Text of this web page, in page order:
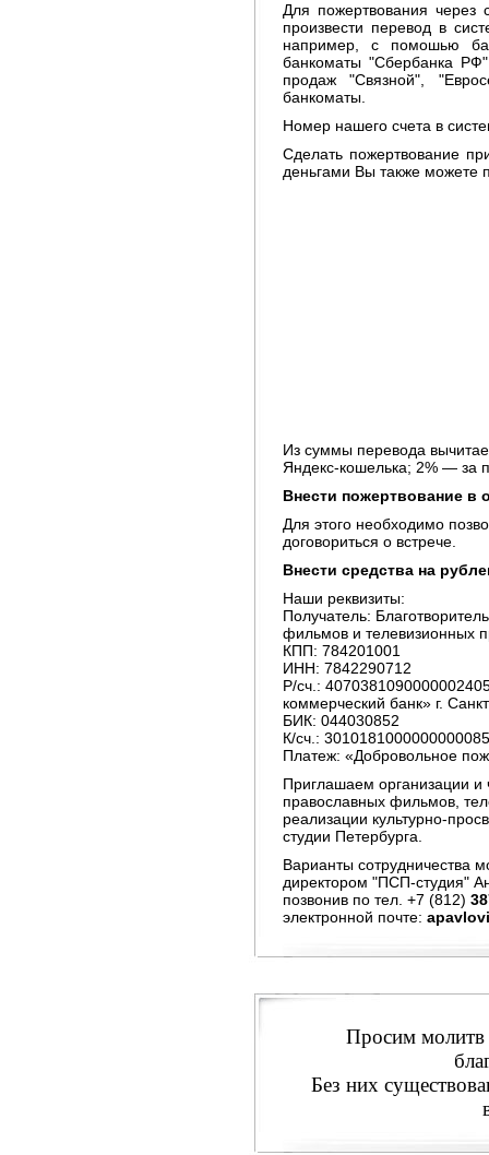
Для пожертвования через
произвести перевод в
например, с помошью
банкоматы "Сбербанка
продаж "Связной",
банкоматы.
Номер нашего счета в
Сделать пожертвование
деньгами Вы также
Из суммы перевода
Яндекс-кошелька; 2% — за
Внести пожертвование в
Для этого необходимо
договориться о встрече.
Внести средства на
Наши реквизиты:
Получатель:
фильмов и телевизионных
КПП: 784201001
ИНН: 7842290712
Р/сч.:
коммерческий банк» г.
БИК: 044030852
К/сч.:
Платеж: «Добровольное
Приглашаем организации и
православных фильмов,
реализации культурно-
студии Петербурга.
Варианты сотрудничества
директором "ПСП-студия"
позвонив по тел. +7 (812)
электронной почте:
Просим молитв
Без них